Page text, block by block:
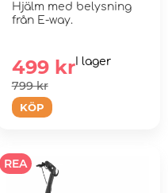
Hjälm med belysning
från E-way.
KÖP
799 kr
499 krI lager
REA